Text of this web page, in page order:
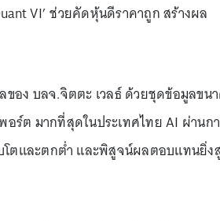
VI’ ช่วยคัดหุ้นดีราคาถูก สร้างผล
อง บลจ.จิตตะ เวลธ์ ด้วยชุดข้อมูลขน
ร์ต มากที่สุดในประเทศไทย AI ผ่านก
โตและตกต่ำ และพิสูจน์ผลตอบแทนยิ่ง